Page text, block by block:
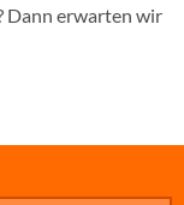
Dann erwarten wir